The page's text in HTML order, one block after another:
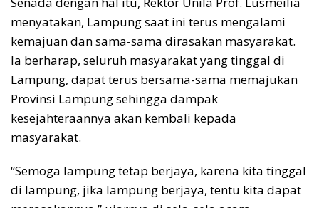
menyatakan, Lampung saat ini terus mengalami
kemajuan dan sama-sama dirasakan masyarakat.
Ia berharap, seluruh masyarakat yang tinggal di
Lampung, dapat terus bersama-sama memajukan
Provinsi Lampung sehingga dampak
kesejahteraannya akan kembali kepada
masyarakat.
“Semoga lampung tetap berjaya, karena kita tinggal
di lampung, jika lampung berjaya, tentu kita dapat